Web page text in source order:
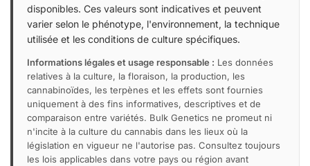
disponibles. Ces valeurs sont indicatives et peuvent
varier selon le phénotype, l'environnement, la technique
utilisée et les conditions de culture spécifiques.
Informations légales et usage responsable : Les données
relatives à la culture, la floraison, la production, les
cannabinoïdes, les terpènes et les effets sont fournies
uniquement à des fins informatives, descriptives et de
comparaison entre variétés. Bulk Genetics ne promeut ni
n'incite à la culture du cannabis dans les lieux où la
législation en vigueur ne l'autorise pas. Consultez toujours
les lois applicables dans votre pays ou région avant